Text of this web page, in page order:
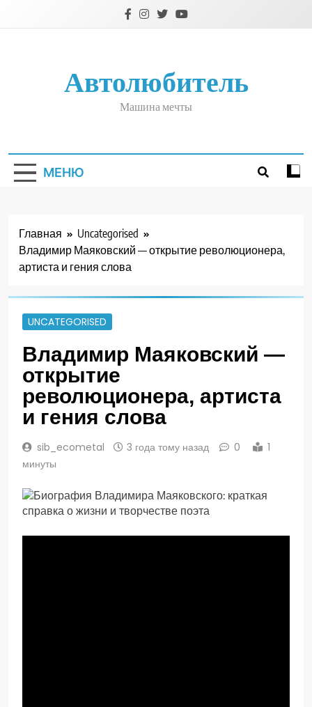
Автолюбитель
Машина мечты
МЕНЮ
Главная
Uncategorised
Владимир Маяковский — открытие революционера,
артиста и гения слова
UNCATEGORISED
Владимир Маяковский —
открытие
революционера, артиста
и гения слова
sib_ecometal 3 года тому назад 0
1
минуты